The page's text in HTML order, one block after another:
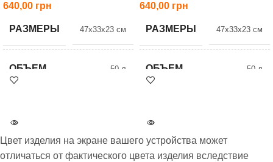
640,00
РАЗМЕРЫ 47x33x23 см
ОБЪЕМ 50 л
ЦВЕТ
640,00
РАЗМЕРЫ 47x33x23 см
ОБЪЕМ 50 л
ЦВЕТ
Цвет изделия на экране вашего устройства может
отличаться от фактического цвета изделия вследствие